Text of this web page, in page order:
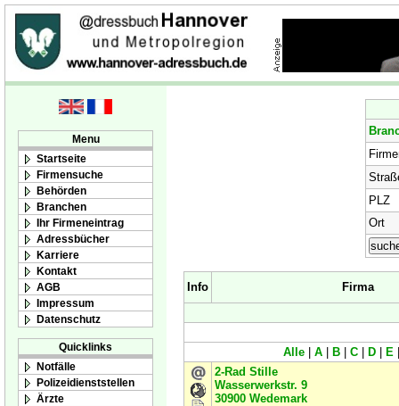
Menu
Startseite
Firmensuche
Behörden
Branchen
Ihr Firmeneintrag
Adressbücher
Karriere
Kontakt
AGB
Impressum
Datenschutz
Quicklinks
Notfälle
Polizeidienststellen
Ärzte
PLZ
Ort
Info Firma
Alle A B C D E
2-Rad Stille
Wasserwerkstr. 9
30900 Wedemark